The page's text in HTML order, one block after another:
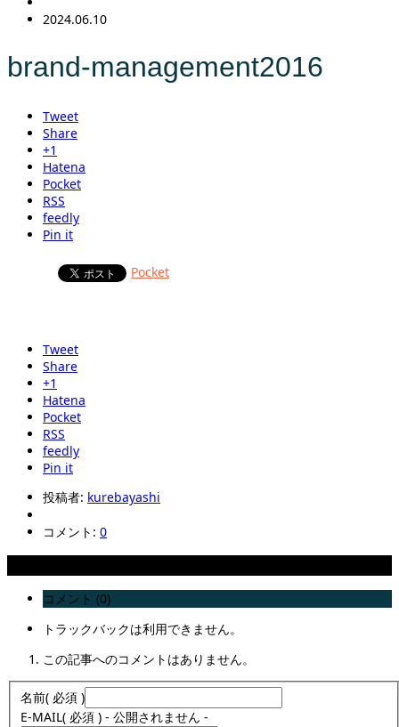
2024.06.10
brand-management2016
Tweet
Share
+1
Hatena
Pocket
RSS
feedly
Pin it
Pocket
Tweet
Share
+1
Hatena
Pocket
RSS
feedly
Pin it
投稿者: kurebayashi
コメント: 0
コメント (0)
トラックバックは利用できません。
この記事へのコメントはありません。
名前( 必須 )
E-MAIL( 必須 ) - 公開されません -